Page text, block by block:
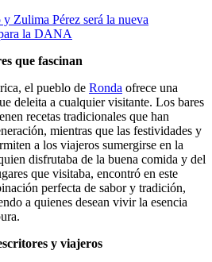
Zulima Pérez será la nueva
la DANA
que fascinan
el pueblo de Ronda ofrece una
deleita a cualquier visitante. Los bares
recetas tradicionales que han
mientras que las festividades y
a los viajeros sumergirse en la
disfrutaba de la buena comida y del
que visitaba, encontró en este
perfecta de sabor y tradición,
a quienes desean vivir la esencia
y viajeros